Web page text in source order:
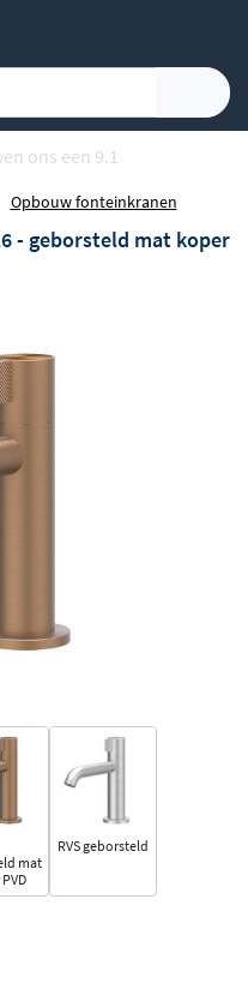
ons een 9.1
Opbouw fonteinkranen
- geborsteld mat koper
mat
RVS geborsteld